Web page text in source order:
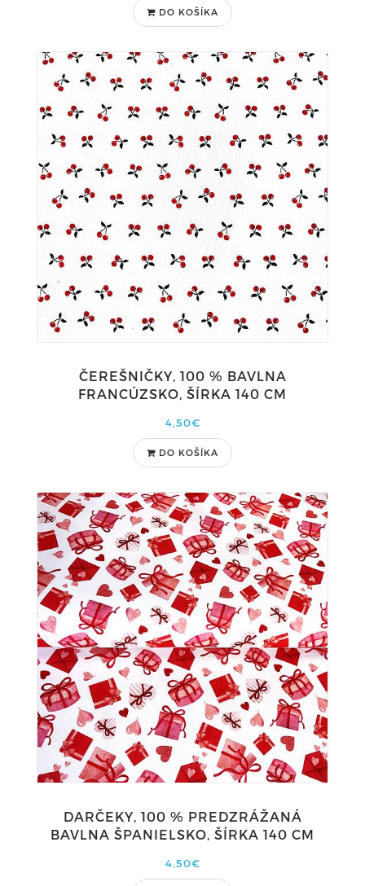
DO KOŠÍKA
ČEREŠNIČKY, 100 % BAVLNA
FRANCÚZSKO, ŠÍRKA 140 CM
4,50€
DO KOŠÍKA
DARČEKY, 100 % PREDZRÁŽANÁ
BAVLNA ŠPANIELSKO, ŠÍRKA 140 CM
4,50€